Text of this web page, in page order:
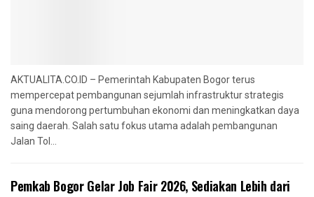
AKTUALITA.CO.ID – Pemerintah Kabupaten Bogor terus
mempercepat pembangunan sejumlah infrastruktur strategis
guna mendorong pertumbuhan ekonomi dan meningkatkan daya
saing daerah. Salah satu fokus utama adalah pembangunan
Jalan Tol...
Pemkab Bogor Gelar Job Fair 2026, Sediakan Lebih dari